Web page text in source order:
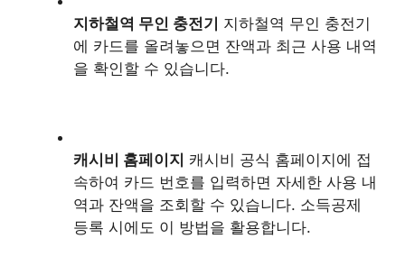
지하철역 무인 충전기
지하철역 무인 충전기
에 카드를 올려놓으면 잔액과 최근 사용 내역
을 확인할 수 있습니다.
캐시비 홈페이지 캐시비 공식 홈페이지에 접
속하여 카드 번호를 입력하면 자세한 사용 내
역과 잔액을 조회할 수 있습니다. 소득공제
등록 시에도 이 방법을 활용합니다.